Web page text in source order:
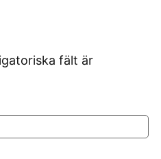
fält är